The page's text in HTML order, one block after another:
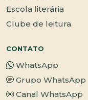
Escola literária
Clube de leitura
CONTATO
WhatsApp
Grupo WhatsApp
Canal WhatsApp